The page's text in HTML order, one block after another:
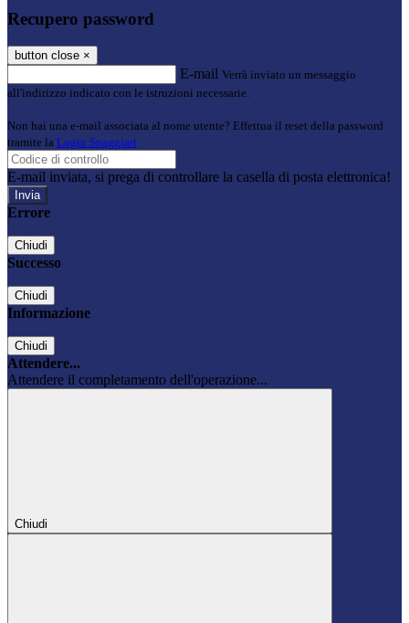
Recupero password
button close ×
E-mail Verrà inviato un messaggio
all'indirizzo indicato con le istruzioni necessarie.
Non hai una e-mail associata al nome utente? Effettua il reset della password
tramite la Login Spaggiari
E-mail inviata, si prega di controllare la casella di posta elettronica!
Errore
Chiudi
Successo
Chiudi
Informazione
Chiudi
Attendere...
Attendere il completamento dell'operazione...
Chiudi